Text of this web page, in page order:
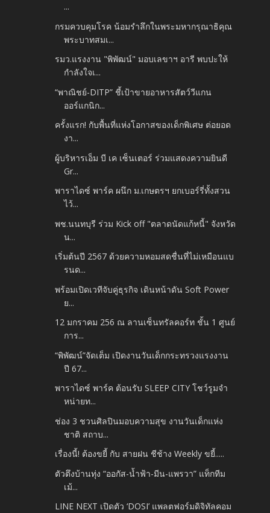
...
กรมควบคุมโรค น้อมรำลึกในพระมหากรุณาธิคุณ
พระบาทสมเ...
รมว.แรงงาน "พิพัฒน์" มอบเลขาฯ อารี พบปะให้
กำลังใจเ...
“พาณิชย์-DITP” ชี้เป้าขายอาหารสัตว์วีแกน
ออร์แกนิก...
ครั้งแรก! กับพื้นที่แห่งโอกาสของเด็กพิเศษ ต่อยอด
งา...
ผู้บริหารเอ็ม บี เค เซ็นเตอร์ ร่วมแสดงความยินดี
Gr...
พาราไดซ์ พาร์ค ผนึก ม.เกษตรฯ ยกเบอร์รี่ทั้งสวน
ไว้...
พช.นนทบุรี ร่วม Kick off "ตลาดนัดแก้หนี้" จังหวัด
น...
เริ่มต้นปี 2567 ด้วยความหอมสดชื่นที่ไม่เหมือนแบ
รนด...
พร้อมเปิดเวทีจับคู่ธุรกิจ เดินหน้าดัน Soft Power
ย...
12 มกราคม 256 ณ ลานเซ็นทรัลคอร์ท ชั้น 1 ศูนย์
การ...
“พิพัฒน์”จัดเต็ม เปิดงานวันเด็กกระทรวงแรงงาน
ปี 67...
พาราไดซ์ พาร์ค ต้อนรับ SLEEP CITY โชว์รูมจำ
หน่ายท...
ช่อง 3 ชวนศิลปินมอบความสุข งานวันเด็กแห่ง
ชาติ สถาบ...
เรื่องนี้! ต้องขยี้ กับ สายฝน ชีช้าง Weekly ขยี้.....
ตัวตึงบ้านทุ่ง “ออกัส-น้ำฟ้า-มีน-แพรวา” แท็กทีม
เม้...
LINE NEXT เปิดตัว ‘DOSI’ แพลตฟอร์มดิจิทัลคอม